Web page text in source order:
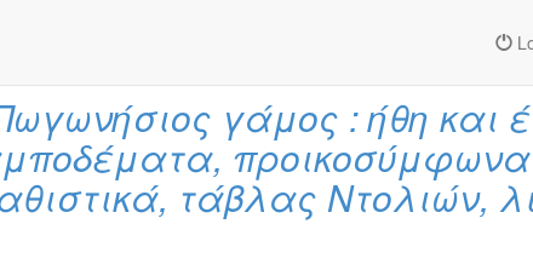
γάμος : ήθη και
τάβλας Ντολιών,